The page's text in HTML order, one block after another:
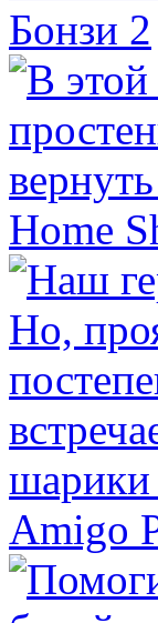
Бонзи 2
Home
Amigo